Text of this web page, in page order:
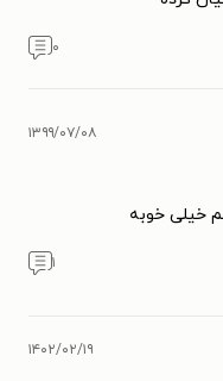
۰
۱۳۹۹/۰۷/۰۸
خیلی خوبه
۱
۱۴۰۲/۰۲/۱۹